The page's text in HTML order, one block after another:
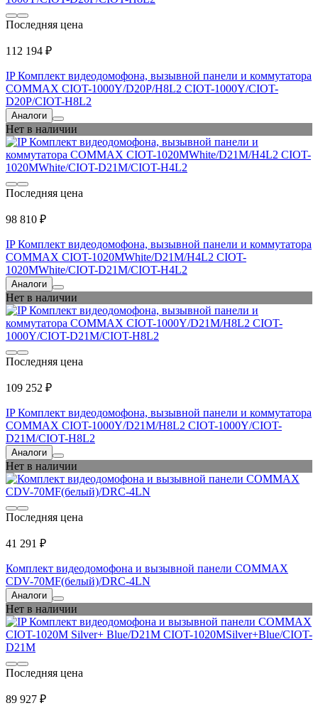
Последняя цена
112 194 ₽
IP Комплект видеодомофона, вызывной панели и коммутатора
COMMAX CIOT-1000Y/D20P/H8L2 CIOT-1000Y/CIOT-
D20P/CIOT-H8L2
Аналоги
Нет в наличии
Последняя цена
98 810 ₽
IP Комплект видеодомофона, вызывной панели и коммутатора
COMMAX CIOT-1020MWhite/D21M/H4L2 CIOT-
1020MWhite/CIOT-D21M/CIOT-H4L2
Аналоги
Нет в наличии
Последняя цена
109 252 ₽
IP Комплект видеодомофона, вызывной панели и коммутатора
COMMAX CIOT-1000Y/D21M/H8L2 CIOT-1000Y/CIOT-
D21M/CIOT-H8L2
Аналоги
Нет в наличии
Последняя цена
41 291 ₽
Комплект видеодомофона и вызывной панели COMMAX
CDV-70MF(белый)/DRC-4LN
Аналоги
Нет в наличии
Последняя цена
89 927 ₽